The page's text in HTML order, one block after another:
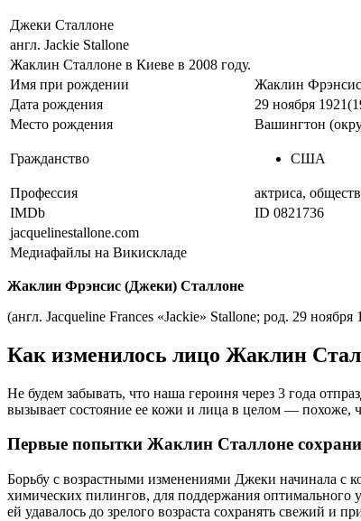
Джеки Сталлоне
англ. Jackie Stallone
Жаклин Сталлоне в Киеве в 2008 году.
Имя при рождении
Жаклин
Дата рождения
29 ноября
Место рождения
Вашингтон
Гражданство США
Профессия
актриса,
IMDb
ID 0821736
jacquelinestallone.com
Медиафайлы на Викискладе
Жаклин Фрэнсис (Джеки) Сталлоне
(англ. Jacqueline Frances «Jackie» Stallone; род. 29
Как изменилось лицо Жаклин
Не будем забывать, что наша героиня через 3 года
вызывает состояние ее кожи и лица в целом — похоже,
Первые попытки Жаклин Сталлоне
Борьбу с возрастными изменениями Джеки начинала с
химических пилингов, для поддержания
ей удавалось до зрелого возраста сохранять свежий и